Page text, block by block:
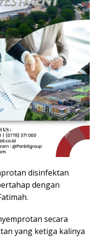
disinfektan
dengan
secara
yang ketiga kalinya